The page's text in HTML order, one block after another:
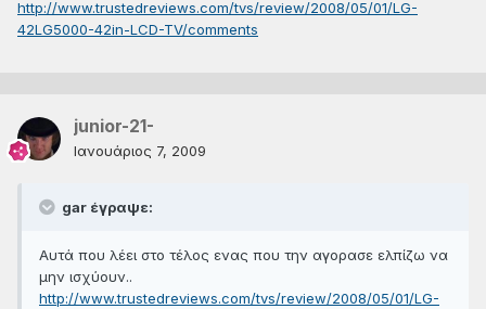
http://www.trustedreviews.com/tvs/review/2008/05/01/LG-
42LG5000-42in-LCD-TV/comments
junior-21-
Ιανουάριος 7, 2009
gar έγραψε:
Αυτά που λέει στο τέλος ενας που την αγορασε ελπίζω να
μην ισχύουν..
http://www.trustedreviews.com/tvs/review/2008/05/01/LG-